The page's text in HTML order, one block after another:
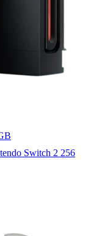
Switch 2 256